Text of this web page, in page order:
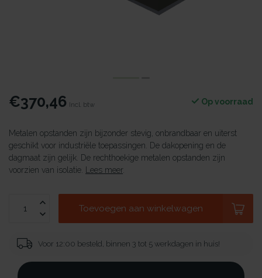
€370,46 Incl. btw Op voorraad
Metalen opstanden zijn bijzonder stevig, onbrandbaar en uiterst
geschikt voor industriële toepassingen. De dakopening en de
dagmaat zijn gelijk. De rechthoekige metalen opstanden zijn
voorzien van isolatie.
Lees meer.
Toevoegen aan winkelwagen
Voor 12:00 besteld, binnen 3 tot 5 werkdagen in huis!